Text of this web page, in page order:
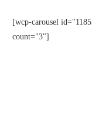
[wcp-carousel
count="3"]